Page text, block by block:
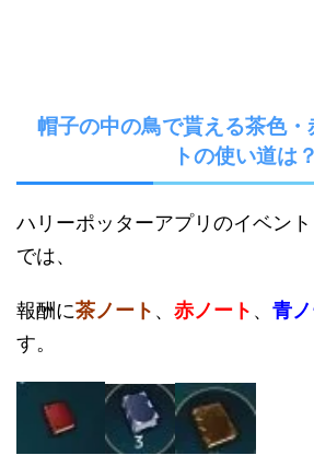
帽子の中の鳥で貰える茶色
トの使い道は？
ハリーポッターアプリのイベント
では、
報酬に茶ノート 、 赤ノート 、 青
す。